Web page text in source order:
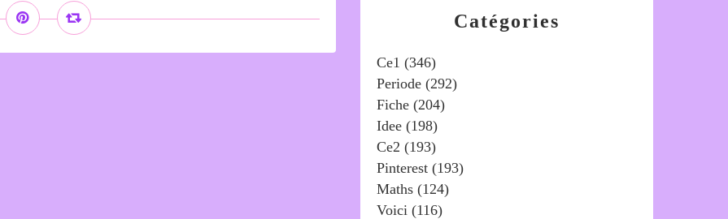
Catégories
Ce1 (346)
Periode (292)
Fiche (204)
Idee (198)
Ce2 (193)
Pinterest (193)
Maths (124)
Voici (116)